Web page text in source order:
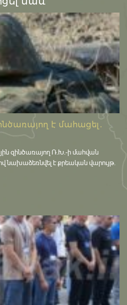
է մահացել․
զինծառայող Ռ.Խ.-ի մահվան
է քրեական վարույթ․